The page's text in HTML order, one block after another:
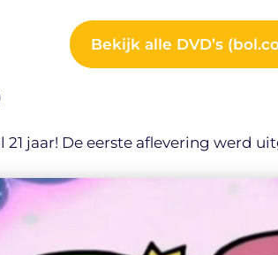
Bekijk alle DVD’s
21 jaar! De eerste aflevering werd